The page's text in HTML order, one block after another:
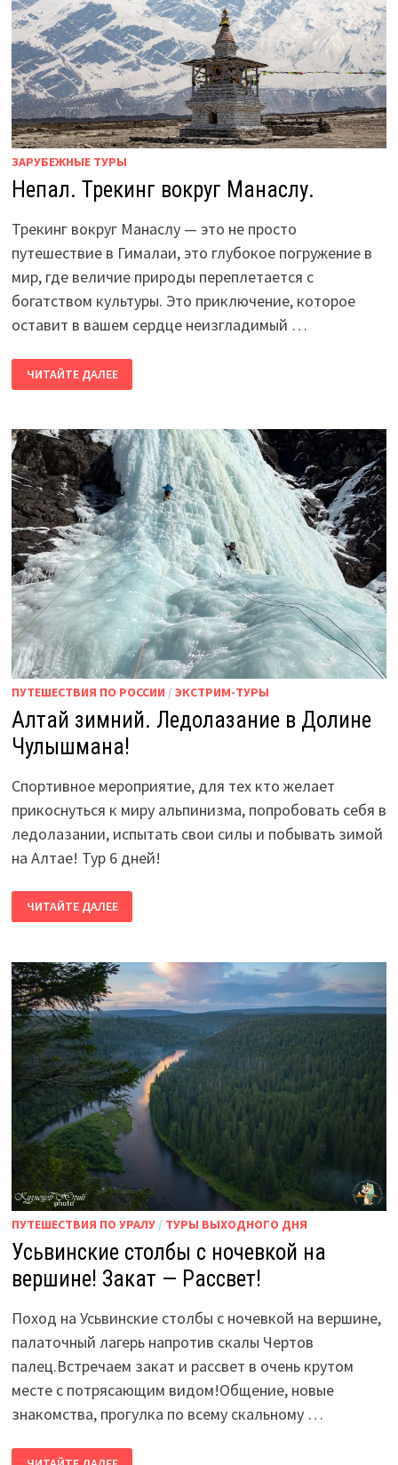
ЗАРУБЕЖНЫЕ ТУРЫ
Непал. Трекинг вокруг Манаслу.
Трекинг вокруг Манаслу — это не просто
путешествие в Гималаи, это глубокое погружение в
мир, где величие природы переплетается с
богатством культуры. Это приключение, которое
оставит в вашем сердце неизгладимый …
НЕПАЛ.
ТРЕКИНГ
ВОКРУГ
ЧИТАЙТЕ ДАЛЕЕ
ПУТЕШЕСТВИЯ ПО РОССИИ / ЭКСТРИМ-ТУРЫ
Алтай зимний. Ледолазание в Долине
Чулышмана!
Спортивное мероприятие, для тех кто желает
прикоснуться к миру альпинизма, попробовать себя в
ледолазании, испытать свои силы и побывать зимой
на Алтае! Тур 6 дней!
АЛТАЙ
ЗИМНИЙ.
ЛЕДОЛАЗАНИЕ
ЧУЛЫШМАНА!
ЧИТАЙТЕ ДАЛЕЕ
ПУТЕШЕСТВИЯ ПО УРАЛУ/ ТУРЫ ВЫХОДНОГО ДНЯ
Усьвинские столбы с ночевкой на
вершине! Закат — Рассвет!
Поход на Усьвинские столбы с ночевкой на вершине,
палаточный лагерь напротив скалы Чертов
палец.Встречаем закат и рассвет в очень крутом
месте с потрясающим видом!Общение, новые
знакомства, прогулка по всему скальному …
УСЬВИНСКИЕ